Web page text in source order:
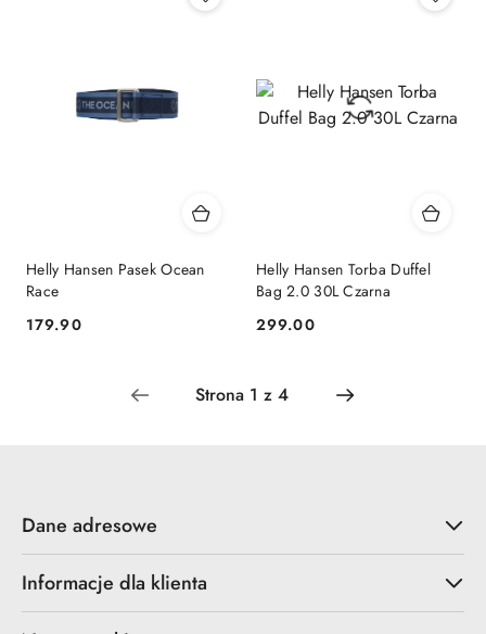
Helly Hansen Pasek Ocean
Race
Cena:
179.90
Helly Hansen Torba Duffel
Bag 2.0 30L Czarna
Cena:
299.00
Dane adresowe
Informacje dla klienta